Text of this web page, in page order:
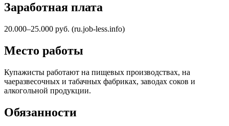
Заработная плата
20.000–25.000 руб. (ru.job-less.info)
Место работы
Купажисты работают на пищевых производствах, на
чаеразвесочных и табачных фабриках, заводах соков и
алкогольной продукции.
Обязанности